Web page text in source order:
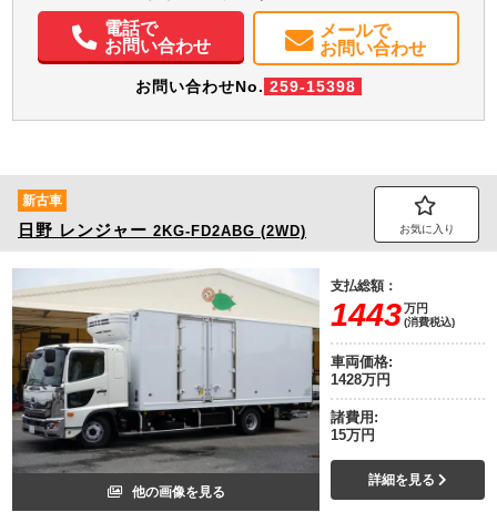
電動格納ミラー バックモニター
電話で
お問い合わせ
メールで
お問い合わせ
お問い合わせNo. 259-15398
新古車
日野 レンジャー 2KG-FD2ABG (2WD) お気に入り
他の画像を見る
支払総額：
1443万円
(消費税込)
車両価格:
1428万円
諸費用:
15万円
詳細を見る